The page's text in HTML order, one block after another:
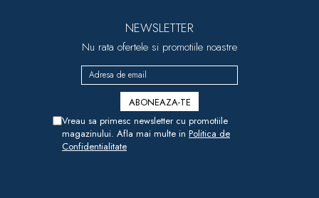
NEWSLETTER
Nu rata ofertele si promotiile noastre
Vreau sa primesc newsletter cu promotiile
magazinului. Afla mai multe in Politica de
Confidentialitate